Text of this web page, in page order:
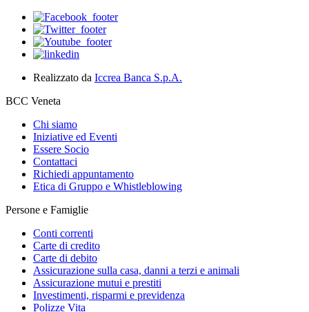
Realizzato da Iccrea Banca S.p.A.
BCC Veneta
Chi siamo
Iniziative ed Eventi
Essere Socio
Contattaci
Richiedi appuntamento
Etica di Gruppo e Whistleblowing
Persone e Famiglie
Conti correnti
Carte di credito
Carte di debito
Assicurazione sulla casa, danni a terzi e animali
Assicurazione mutui e prestiti
Investimenti, risparmi e previdenza
Polizze Vita